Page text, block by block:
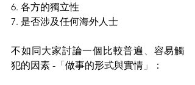
6. 各方的獨立性
7. 是否涉及任何海外人士
不如同大家討論一個比較普遍
容易觸
犯的因素 - 「做事的形式與實情 」 ：